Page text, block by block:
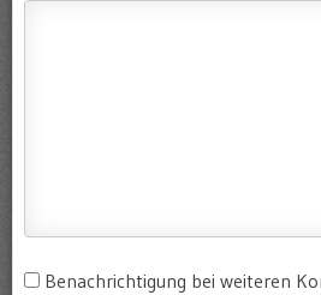
Benachrichtigung bei weiteren